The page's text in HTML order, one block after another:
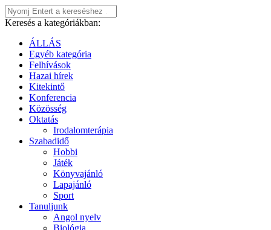
Keresés a kategóriákban:
ÁLLÁS
Egyéb kategória
Felhívások
Hazai hírek
Kitekintő
Konferencia
Közösség
Oktatás
Irodalomterápia
Szabadidő
Hobbi
Játék
Könyvajánló
Lapajánló
Sport
Tanuljunk
Angol nyelv
Biológia